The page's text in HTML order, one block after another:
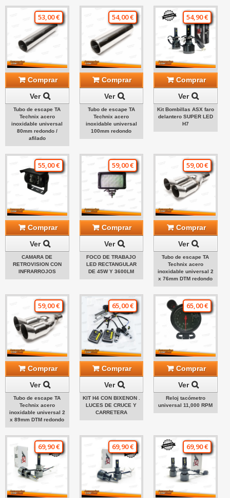
53,00 €
Comprar
Ver
Tubo de escape TA
Technix acero
inoxidable universal
80mm redondo /
afilado
54,00 €
Comprar
Ver
Tubo de escape TA
Technix acero
inoxidable universal
100mm redondo
54,90 €
Comprar
Ver
Kit Bombillas ASX faro
delantero SUPER LED
H7
55,00 €
Comprar
Ver
CAMARA DE
RETROVISION CON
INFRARROJOS
59,00 €
Comprar
Ver
FOCO DE TRABAJO
LED RECTANGULAR
DE 45W Y 3600LM
59,00 €
Comprar
Ver
Tubo de escape TA
Technix acero
inoxidable universal 2
x 76mm DTM redondo
59,00 €
Comprar
Ver
Tubo de escape TA
Technix acero
inoxidable universal 2
x 89mm DTM redondo
65,00 €
Comprar
Ver
KIT H4 CON BIXENON .
LUCES DE CRUCE Y
CARRETERA
65,00 €
Comprar
Ver
Reloj tacómetro
universal 11,000 RPM
69,90 € 69,90 € 69,90 €